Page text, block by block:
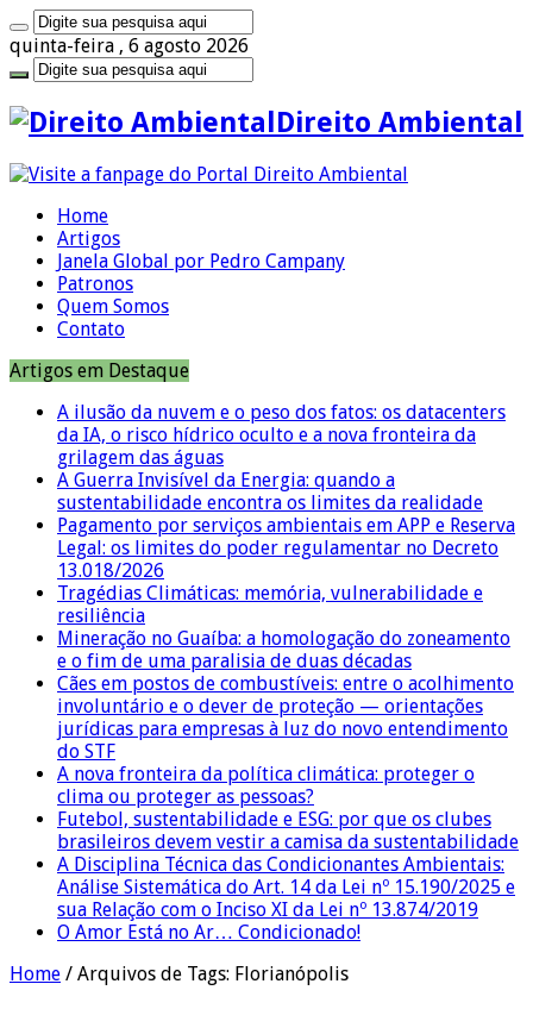
quinta-feira , 6 agosto 2026
Direito Ambiental
Home
Artigos
Janela Global por Pedro Campany
Patronos
Quem Somos
Contato
Artigos em Destaque
A ilusão da nuvem e o peso dos fatos: os datacenters
da IA, o risco hídrico oculto e a nova fronteira da
grilagem das águas
A Guerra Invisível da Energia: quando a
sustentabilidade encontra os limites da realidade
Pagamento por serviços ambientais em APP e Reserva
Legal: os limites do poder regulamentar no Decreto
13.018/2026
Tragédias Climáticas: memória, vulnerabilidade e
resiliência
Mineração no Guaíba: a homologação do zoneamento
e o fim de uma paralisia de duas décadas
Cães em postos de combustíveis: entre o acolhimento
involuntário e o dever de proteção — orientações
jurídicas para empresas à luz do novo entendimento
do STF
A nova fronteira da política climática: proteger o
clima ou proteger as pessoas?
Futebol, sustentabilidade e ESG: por que os clubes
brasileiros devem vestir a camisa da sustentabilidade
A Disciplina Técnica das Condicionantes Ambientais:
Análise Sistemática do Art. 14 da Lei nº 15.190/2025 e
sua Relação com o Inciso XI da Lei nº 13.874/2019
O Amor Está no Ar… Condicionado!
Home / Arquivos de Tags: Florianópolis